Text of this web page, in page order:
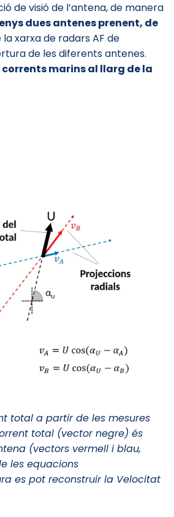
de visió de l’antena, de manera
dues antenes prenent, de
xarxa de radars AF de
de les diferents antenes.
marins al llarg de la
total a partir de les mesures
total (vector negre) és
(vectors vermell i blau,
les equacions
es pot reconstruir la Velocitat